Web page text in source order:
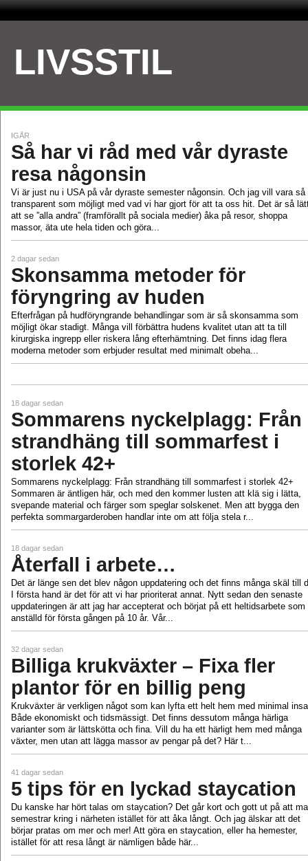
LIVSSTIL
IGÅR
Så har vi råd med vår dyraste
resa någonsin
Vi är just nu i USA på vår dyraste semester någonsin. Och jag vill vara så
transparent som möjligt med vad vi har gjort för att ta oss hit. Det är så
att se ”alla andra” (framförallt på sociala medier) åka på resor, shoppa
massor, äta ute hela tiden och göra...
2 dagar sedan
Skonsamma metoder för
föryngring av huden
Efterfrågan på hudföryngrande behandlingar som är så skonsamma som
möjligt ökar stadigt. Många vill förbättra hudens kvalitet utan att ta till
kirurgiska ingrepp eller riskera lång efterhämtning. Det finns idag flera
moderna metoder som erbjuder resultat med minimalt obeha...
18 dagar sedan
Sommarens nyckelplagg: Från
strandhäng till sommarfest i
storlek 42+
Sommarens nyckelplagg: Från strandhäng till sommarfest i storlek 42+
Sommaren är äntligen här, och med den kommer lusten att klä sig i lätta,
svepande material och färger som speglar solskenet. Men att bygga den
perfekta sommargarderoben handlar inte om att följa stela r...
18 dagar sedan
Återfall i arbete…
Det är länge sen det blev någon uppdatering och det finns många skäl till
I första hand är det för att vi har prioriterat annat. Nytt sedan den senaste
uppdateringen är att jag har accepterat och börjat på ett heltidsarbete som
anställd för första gången på 10 år. Vår...
32 dagar sedan
Billiga krukväxter – Fixa fler
plantor för en billig peng
Krukväxter är verkligen något som kan lyfta ett helt hem med minimal
Både ekonomiskt och tidsmässigt. Det finns dessutom många härliga
varianter som är lättskötta och fina. Vill du ha ett härligt hem med många
växter, men utan att lägga massor av pengar på det? Här t...
41 dagar sedan
5 tips för en lyckad staycation
Du kanske har hört talas om staycation? Det går kort och gott ut på att
semestrar kring i närheten istället för att åka långt. Och jag älskar att det
börjar pratas om mer och mer! Att göra en staycation, eller ha hemester,
istället för att resa långt är nämligen både här...